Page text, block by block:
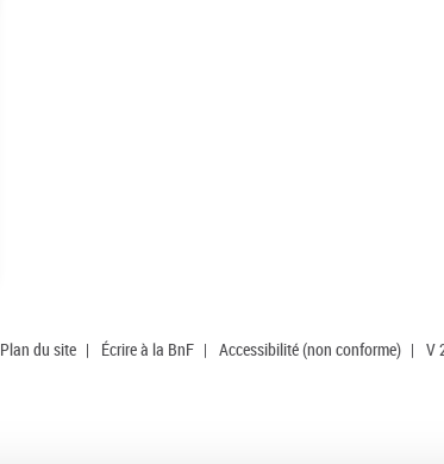
Plan du site | Écrire à la BnF | Accessibilité (non conforme) | V